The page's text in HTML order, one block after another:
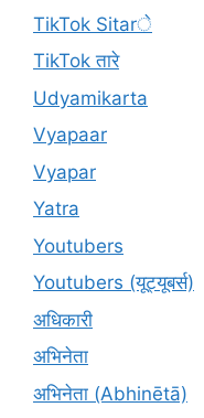
TikTok Sitarे
TikTok तारे
Udyamikarta
Vyapaar
Vyapar
Yatra
Youtubers
Youtubers (यूट्यूबर्स)
अधिकारी
अभिनेता
अभिनेता (Abhinētā)